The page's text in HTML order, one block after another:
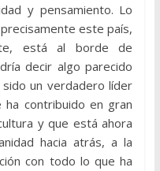
y pensamiento. Lo
este país,
está al borde de
decir algo parecido
un verdadero líder
contribuido en gran
y que está ahora
hacia atrás, a la
con todo lo que ha